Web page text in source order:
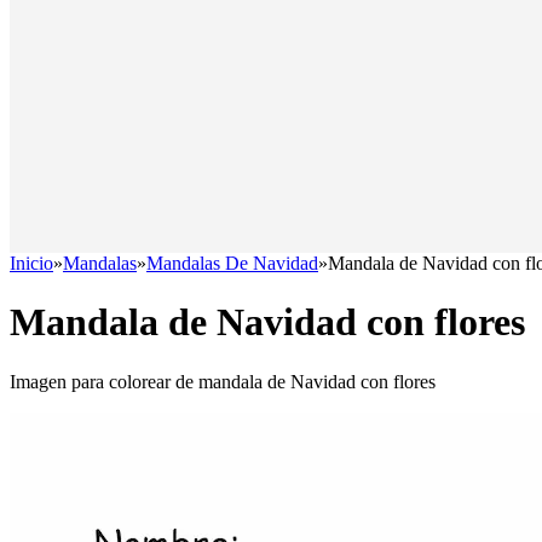
Inicio»Mandalas»Mandalas De Navidad»Mandala de Navidad con
Mandala de Navidad con flores
Imagen para colorear de mandala de Navidad con flores